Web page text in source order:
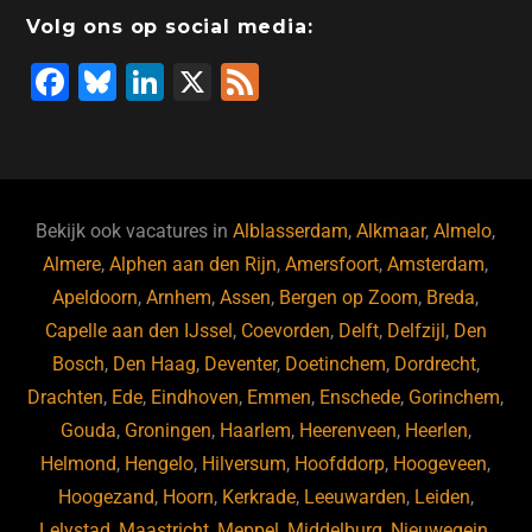
o
o
k
n
o s
p
Volg ons op social media:
F
b
o
o
k
Bl
ky
Li
dI
n
X
Bekijk ook vacatures inAlblasserdam,Alkmaar,Almelo,
Almere,Alphen aan den Rijn,Amersfoort,Amsterdam,
Apeldoorn,Arnhem,Assen, Bergen op Zoom, Breda,
Capelle aan den IJssel, Coevorden, Delft, Delfzijl, Den
Bosch, Den Haag, Deventer, Doetinchem, Dordrecht,
Drachten, Ede, Eindhoven, Emmen, Enschede, Gorinchem,
Gouda, Groningen, Haarlem, Heerenveen, Heerlen,
Helmond, Hengelo, Hilversum, Hoofddorp, Hoogeveen,
Hoogezand, Hoorn, Kerkrade, Leeuwarden, Leiden,